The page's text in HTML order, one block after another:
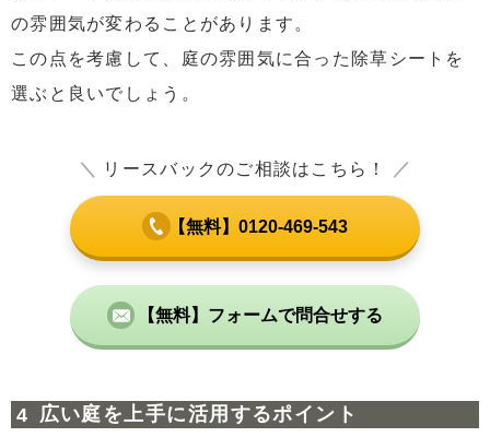
の雰囲気が変わることがあります。
この点を考慮して、庭の雰囲気に合った除草シートを
選ぶと良いでしょう。
＼ リースバックのご相談はこちら！ ／
【無料】0120-469-543
【無料】フォームで問合せする
広い庭を上手に活用するポイント